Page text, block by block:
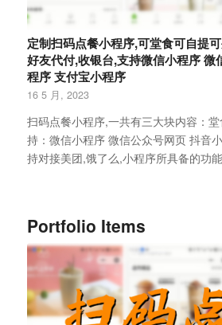
定制扫码点餐小程序,可堂食可自提
好友代付,收银台,支持微信小程序 微
程序 支付宝小程序
16 5 月, 2023
扫码点餐小程序,一共有三大块内容：
持：微信小程序 微信公众号网页 抖音
持对接美团,饿了么,小程序所具备的功能
Portfolio Items